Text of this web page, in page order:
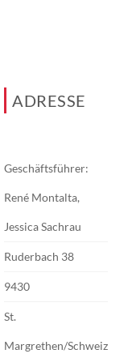
ADRESSE
Geschäftsführer:
René Montalta,
Jessica Sachrau
Ruderbach 38
9430
St.
Margrethen/Schweiz